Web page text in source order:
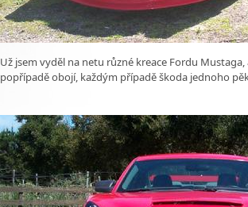
Už jsem vyděl na netu různé kreace Fordu
popřípadě obojí, každým případě škoda jednoho